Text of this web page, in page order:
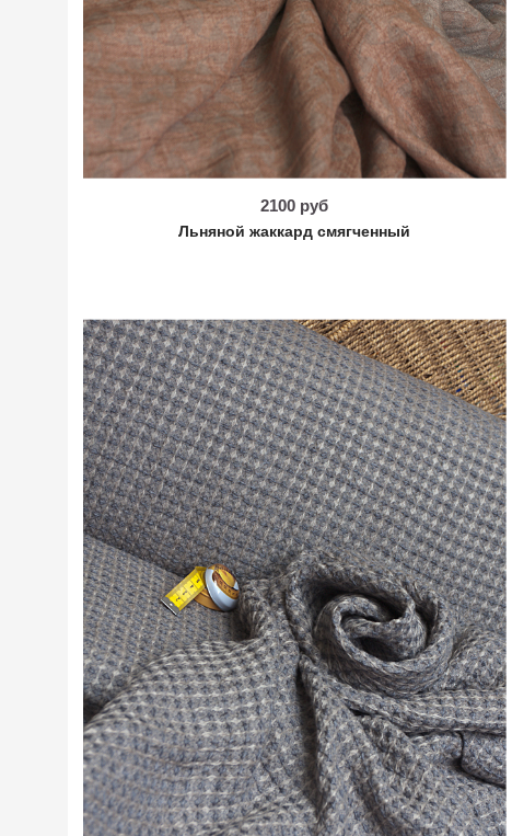
2100 руб
Льняной жаккард смягченный